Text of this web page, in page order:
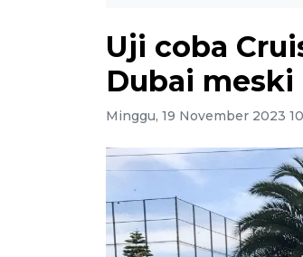
Uji coba
Dubai meski
Minggu, 19 November 2023